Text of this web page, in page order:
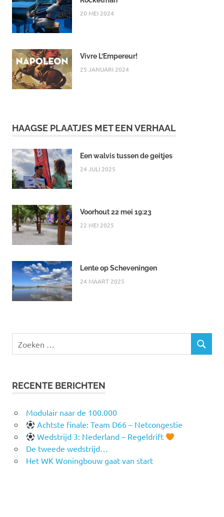
20 MEI 2024
Vivre L’Empereur!
25 JANUARI 2024
HAAGSE PLAATJES MET EEN VERHAAL
Een walvis tussen de geitjes
24 JULI 2025
Voorhout 22 mei 19:23
22 MEI 2025
Lente op Scheveningen
24 MAART 2025
naar:
ZOEKEN
RECENTE BERICHTEN
Modulair naar de 100.000
Achtste finale: Team D66 – Netcongestie
Wedstrijd 3: Nederland – Regeldrift
De tweede wedstrijd…
Het WK Woningbouw gaat van start